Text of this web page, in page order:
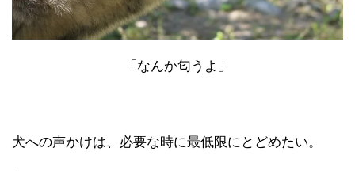
「なんか匂うよ」
犬への声かけは、必要な時に最低限にとどめたい。